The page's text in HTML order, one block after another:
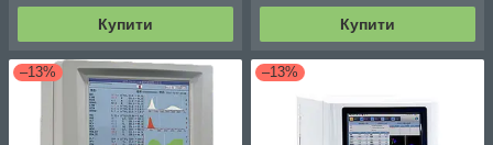
Купити Купити
–13% –13%